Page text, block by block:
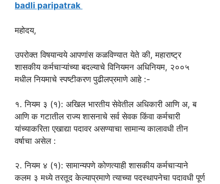
badli paripatrak
महोदय,
उपरोक्त विषयान्वये आपणांस कळविण्यात येते की, महाराष्ट्र
शासकीय कर्मचाऱ्यांच्या बदल्याचे विनियमन अधिनियम, २००५
मधील नियमाचे स्पष्टीकरण पुढीलप्रमाणे आहे :-
१. नियम ३ (१): अखिल भारतीय सेवेतील अधिकारी आणि अ, ब
आणि क गटातील राज्य शासनाचे सर्व सेवक किंवा कर्मचारी
यांच्याकरिता एखाद्या पदावर असण्याचा सामान्य कालावधी तीन
वर्षाचा असेल :
२. नियम ४ (१): सामान्यपणे कोणत्याही शासकीय कर्मचाऱ्याने
कलम ३ मध्ये तरतूद केल्याप्रमाणे त्याच्या पदस्थापनेचा पदावधी पूर्ण